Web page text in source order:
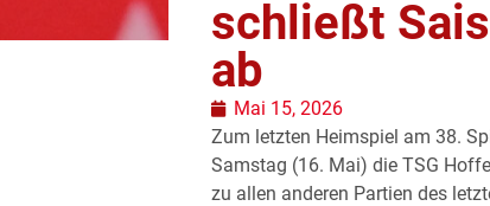
schließt
ab
Mai 15, 2026
Zum letzten Heimspiel am 38.
Samstag (16. Mai) die TSG
zu allen anderen Partien des